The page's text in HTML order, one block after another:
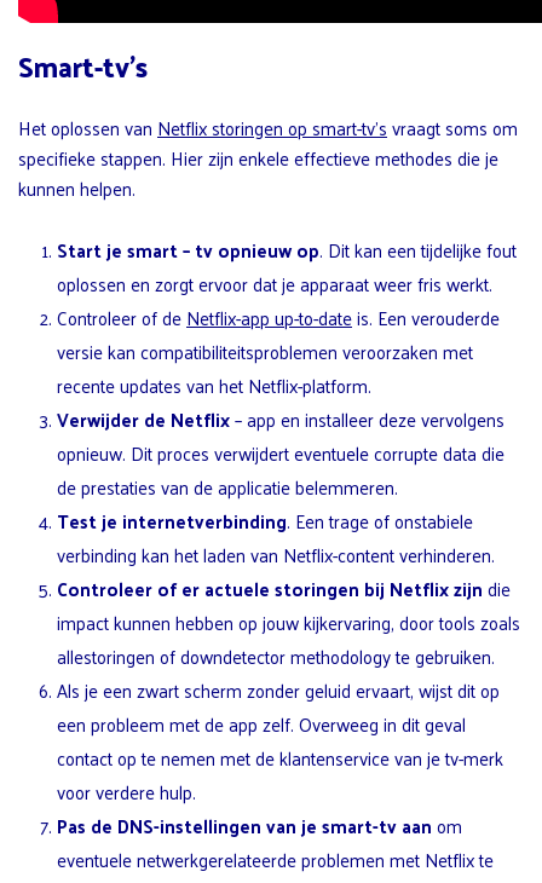
Smart-tv’s
Het oplossen van Netflix storingen op smart-tv’svraagt soms om
specifieke stappen. Hier zijn enkele effectieve methodes die je
kunnen helpen.
Start je smart– tv opnieuw op. Dit kan een tijdelijke fout
oplossen en zorgt ervoor dat je apparaat weer fris werkt.
Controleer of deNetflix-app up-to-dateis. Een verouderde
versie kan compatibiliteitsproblemen veroorzaken met
recente updates van het Netflix-platform.
Verwijder de Netflix– app en installeer deze vervolgens
opnieuw. Dit proces verwijdert eventuele corrupte data die
de prestaties van de applicatie belemmeren.
Test je internetverbinding. Een trage of onstabiele
verbinding kan het laden van Netflix-content verhinderen.
Controleer of er actuele storingen bij Netflix zijndie
impact kunnen hebben op jouw kijkervaring, door tools zoals
allestoringen of downdetector methodology te gebruiken.
Als je een zwart scherm zonder geluid ervaart, wijst dit op
een probleem met de app zelf. Overweeg in dit geval
contact op te nemen met de klantenservice van je tv-merk
voor verdere hulp.
Pas de DNS-instellingen van je smart-tv aanom
eventuele netwerkgerelateerde problemen met Netflix te